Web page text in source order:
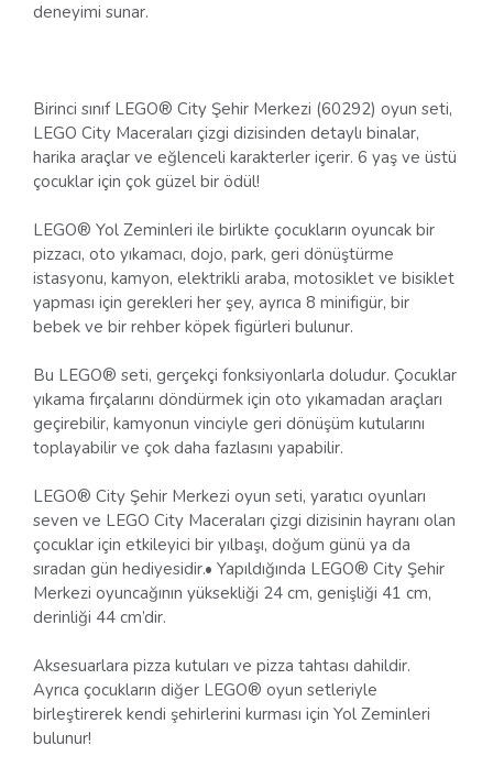
deneyimi sunar.
Birinci sınıf LEGO® City Şehir Merkezi (60292) oyun seti,
LEGO City Maceraları çizgi dizisinden detaylı binalar,
harika araçlar ve eğlenceli karakterler içerir. 6 yaş ve üstü
çocuklar için çok güzel bir ödül!
LEGO® Yol Zeminleri ile birlikte çocukların oyuncak bir
pizzacı, oto yıkamacı, dojo, park, geri dönüştürme
istasyonu, kamyon, elektrikli araba, motosiklet ve bisiklet
yapması için gerekleri her şey, ayrıca 8 minifigür, bir
bebek ve bir rehber köpek figürleri bulunur.
Bu LEGO® seti, gerçekçi fonksiyonlarla doludur. Çocuklar
yıkama fırçalarını döndürmek için oto yıkamadan araçları
geçirebilir, kamyonun vinciyle geri dönüşüm kutularını
toplayabilir ve çok daha fazlasını yapabilir.
LEGO® City Şehir Merkezi oyun seti, yaratıcı oyunları
seven ve LEGO City Maceraları çizgi dizisinin hayranı olan
çocuklar için etkileyici bir yılbaşı, doğum günü ya da
sıradan gün hediyesidir.• Yapıldığında LEGO® City Şehir
Merkezi oyuncağının yüksekliği 24 cm, genişliği 41 cm,
derinliği 44 cm’dir.
Aksesuarlara pizza kutuları ve pizza tahtası dahildir.
Ayrıca çocukların diğer LEGO® oyun setleriyle
birleştirerek kendi şehirlerini kurması için Yol Zeminleri
bulunur!